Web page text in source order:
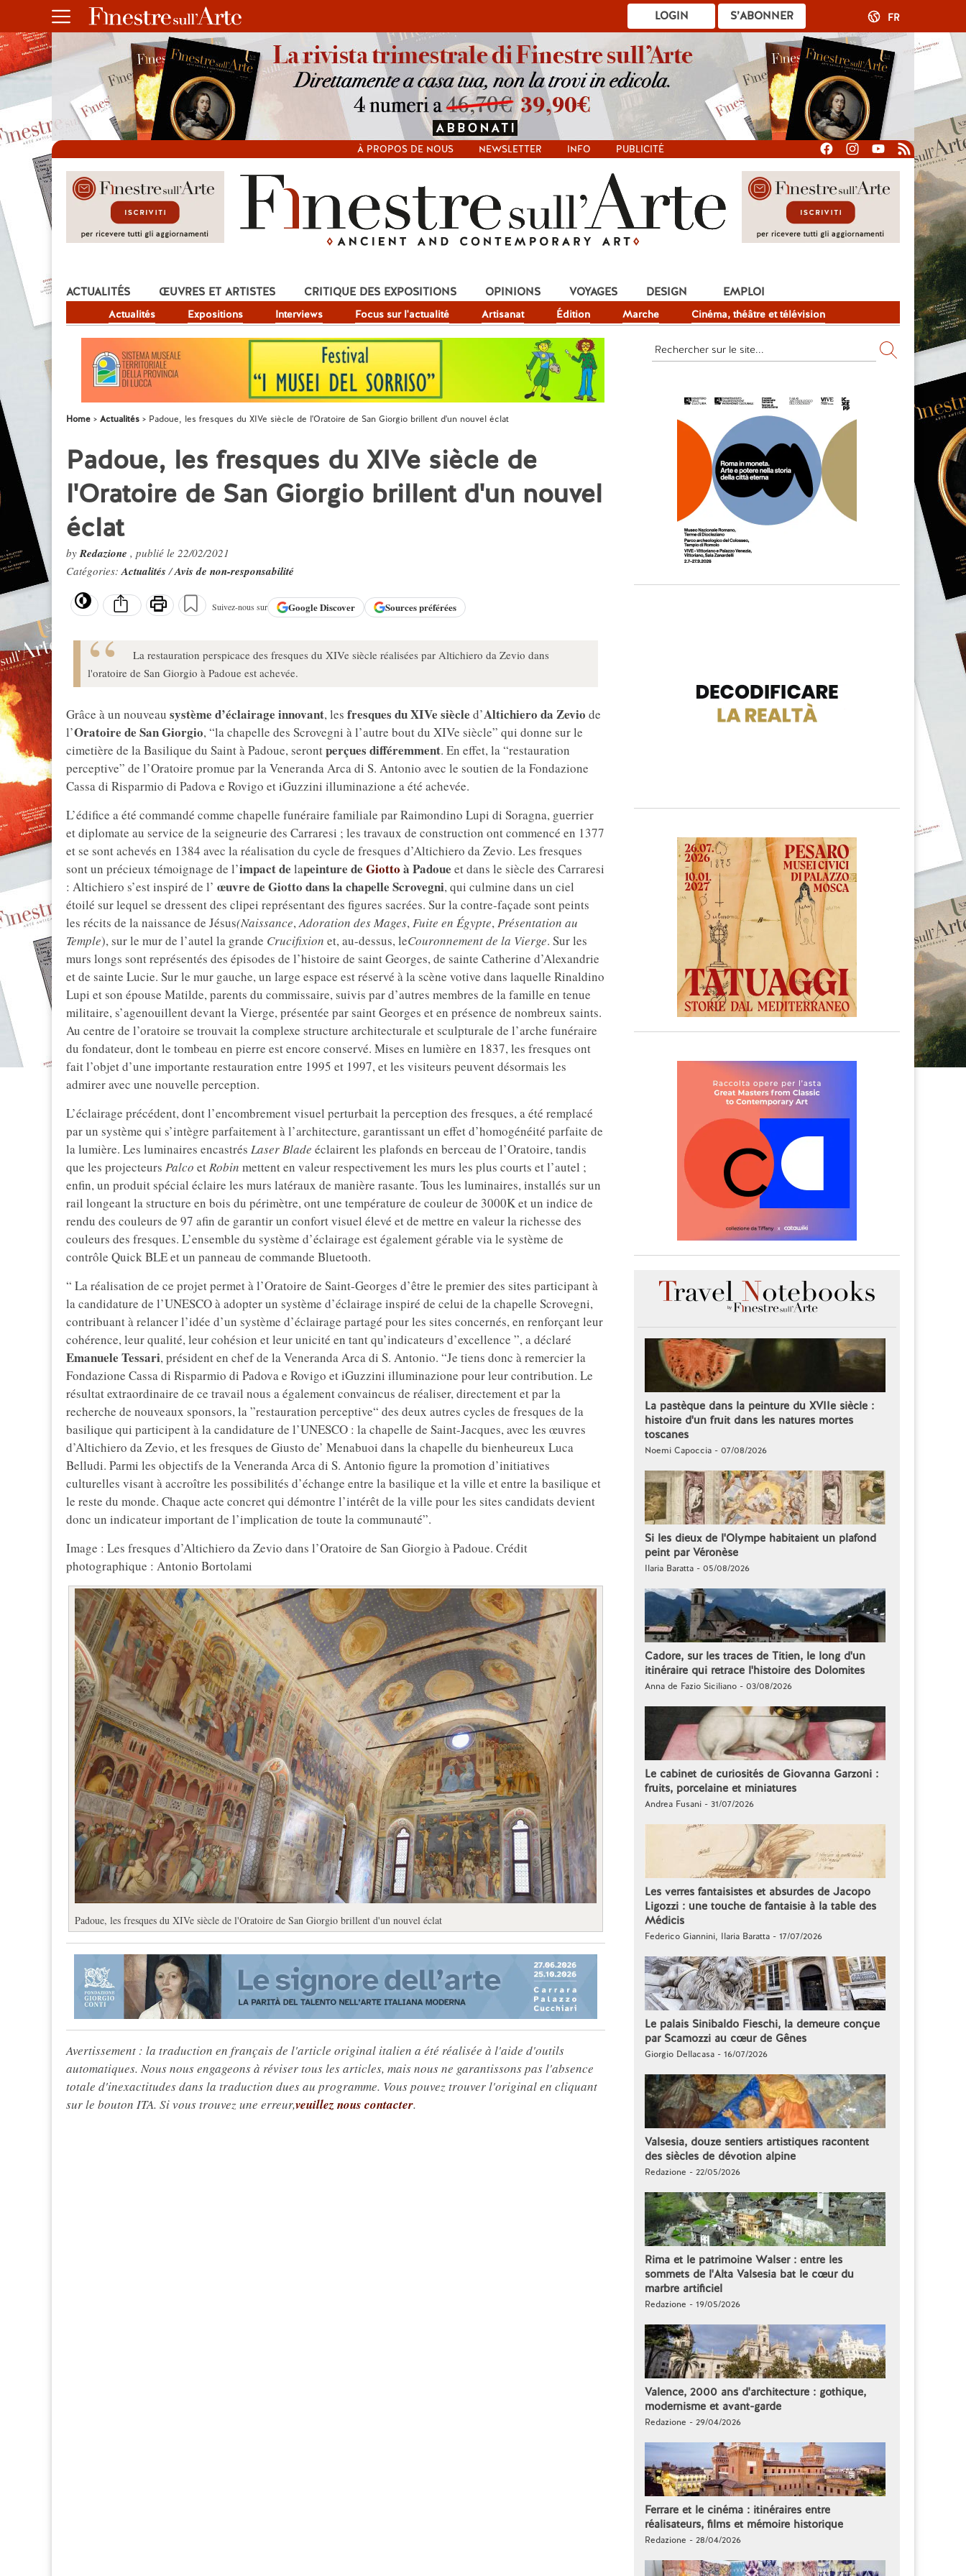
S’ABONNER
LOGIN FR
À PROPOS DE NOUS NEWSLETTER INFO PUBLICITÉ
ACTUALITÉS
Actualités Expositions Interviews Focus sur l'actualité Artisanat Édition Marche Cinéma, théâtre et télévision
ŒUVRES ET ARTISTES CRITIQUE DES EXPOSITIONS OPINIONS VOYAGES DESIGN EMPLOI
Home Actualités Padoue, les fresques du XIVe siècle de l'Oratoire de San Giorgio brillent d'un nouvel éclat
Padoue, les fresques du XIVe siècle de
l'Oratoire de San Giorgio brillent d'un nouvel
éclat
byRedazione , publié le 22/02/2021
Catégories:Actualités/Avis de non-responsabilité
Suivez-nous sur GoogleDiscover Sources préférées
La restauration perspicace des fresques du XIVe siècle réalisées par Altichiero da Zevio dans
l'oratoire de San Giorgio à Padoue est achevée.
Grâce à un nouveau système d’éclairage innovant, les fresques du XIVe siècle d’Altichiero da Zevio de
l’Oratoire de San Giorgio, “la chapelle des Scrovegni à l’autre bout du XIVe siècle” qui donne sur le
cimetière de la Basilique du Saint à Padoue, serontperçues différemment. En effet, la “restauration
perceptive” de l’Oratoire promue par la Veneranda Arca di S. Antonio avec le soutien de la Fondazione
Cassa di Risparmio di Padova e Rovigo et iGuzzini illuminazione a été achevée.
L’édifice a été commandé comme chapelle funéraire familiale par Raimondino Lupi di Soragna, guerrier
et diplomate au service de la seigneurie des Carraresi ; les travaux de construction ont commencé en 1377
et se sont achevés en 1384 avec la réalisation du cycle de fresques d’Altichiero da Zevio. Les fresques
sont un précieux témoignage de l’impact de lapeinture de Giotto à Padoue et dans le siècle des Carraresi
: Altichiero s’est inspiré de l’ œuvre de Giotto dans la chapelle Scrovegni, qui culmine dans un ciel
étoilé sur lequel se dressent des clipei représentant des figures sacrées. Sur la contre-façade sont peints
les récits de la naissance de Jésus(Naissance,Adoration des Mages,Fuite en Égypte,Présentation au
Temple), sur le mur de l’autel la grande Crucifixion et, au-dessus, leCouronnement de la Vierge. Sur les
murs longs sont représentés des épisodes de l’histoire de saint Georges, de sainte Catherine d’Alexandrie
et de sainte Lucie. Sur le mur gauche, un large espace est réservé à la scène votive dans laquelle Rinaldino
Lupi et son épouse Matilde, parents du commissaire, suivis par d’autres membres de la famille en tenue
militaire, s’agenouillent devant la Vierge, présentée par saint Georges et en présence de nombreux saints.
Au centre de l’oratoire se trouvait la complexe structure architecturale et sculpturale de l’arche funéraire
du fondateur, dont le tombeau en pierre est encore conservé. Mises en lumière en 1837, les fresques ont
fait l’objet d’une importante restauration entre 1995 et 1997, et les visiteurs peuvent désormais les
admirer avec une nouvelle perception.
L’éclairage précédent, dont l’encombrement visuel perturbait la perception des fresques, a été remplacé
par un système qui s’intègre parfaitement à l’architecture, garantissant un effet d’homogénéité parfaite de
la lumière. Les luminaires encastrés Laser Blade éclairent les plafonds en berceau de l’Oratoire, tandis
que les projecteurs Palco etRobin mettent en valeur respectivement les murs les plus courts et l’autel ;
enfin, un produit spécial éclaire les murs latéraux de manière rasante. Tous les luminaires, installés sur un
rail longeant la structure en bois du périmètre, ont une température de couleur de 3000K et un indice de
rendu des couleurs de 97 afin de garantir un confort visuel élevé et de mettre en valeur la richesse des
couleurs des fresques. L’ensemble du système d’éclairage est également gérable via le système de
contrôle Quick BLE et un panneau de commande Bluetooth.
“ La réalisation de ce projet permet à l’Oratoire de Saint-Georges d’être le premier des sites participant à
la candidature de l’UNESCO à adopter un système d’éclairage inspiré de celui de la chapelle Scrovegni,
contribuant à relancer l’idée d’un système d’éclairage partagé pour les sites concernés, en renforçant leur
cohérence, leur qualité, leur cohésion et leur unicité en tant qu’indicateurs d’excellence ”, a déclaré
Emanuele Tessari, président en chef de la Veneranda Arca di S. Antonio. “Je tiens donc à remercier la
Fondazione Cassa di Risparmio di Padova e Rovigo et iGuzzini illuminazione pour leur contribution. Le
résultat extraordinaire de ce travail nous a également convaincus de réaliser, directement et par la
recherche de nouveaux sponsors, la ”restauration perceptive“ des deux autres cycles de fresques de la
basilique qui participent à la candidature de l’UNESCO : la chapelle de Saint-Jacques, avec les œuvres
d’Altichiero da Zevio, et les fresques de Giusto de’ Menabuoi dans la chapelle du bienheureux Luca
Belludi. Parmi les objectifs de la Veneranda Arca di S. Antonio figure la promotion d’initiatives
culturelles visant à accroître les possibilités d’échange entre la basilique et la ville et entre la basilique et
le reste du monde. Chaque acte concret qui démontre l’intérêt de la ville pour les sites candidats devient
donc un indicateur important de l’implication de toute la communauté”.
Image : Les fresques d’Altichiero da Zevio dans l’Oratoire de San Giorgio à Padoue. Crédit
photographique : Antonio Bortolami
Padoue, les fresques du XIVe siècle de l'Oratoire de San Giorgio brillent d'un nouvel éclat
Avertissement : la traduction en français de l'article original italien a été réalisée à l'aide d'outils
automatiques. Nous nous engageons à réviser tous les articles, mais nous ne garantissons pas l'absence
totale d'inexactitudes dans la traduction dues au programme. Vous pouvez trouver l'original en cliquant
sur le bouton ITA. Si vous trouvez une erreur,veuillez nous contacter.
La pastèque dans la peinture du XVIIe siècle :
histoire d'un fruit dans les natures mortes
toscanes
Noemi Capoccia - 07/08/2026
Si les dieux de l'Olympe habitaient un plafond
peint par Véronèse
Ilaria Baratta - 05/08/2026
Cadore, sur les traces de Titien, le long d'un
itinéraire qui retrace l'histoire des Dolomites
Anna de Fazio Siciliano - 03/08/2026
Le cabinet de curiosités de Giovanna Garzoni :
fruits, porcelaine et miniatures
Andrea Fusani - 31/07/2026
Les verres fantaisistes et absurdes de Jacopo
Ligozzi : une touche de fantaisie à la table des
Médicis
Federico Giannini, Ilaria Baratta - 17/07/2026
Le palais Sinibaldo Fieschi, la demeure conçue
par Scamozzi au cœur de Gênes
Giorgio Dellacasa - 16/07/2026
Valsesia, douze sentiers artistiques racontent
des siècles de dévotion alpine
Redazione - 22/05/2026
Rima et le patrimoine Walser : entre les
sommets de l'Alta Valsesia bat le cœur du
marbre artificiel
Redazione - 19/05/2026
Valence, 2000 ans d'architecture : gothique,
modernisme et avant-garde
Redazione - 29/04/2026
Ferrare et le cinéma : itinéraires entre
réalisateurs, films et mémoire historique
Redazione - 28/04/2026